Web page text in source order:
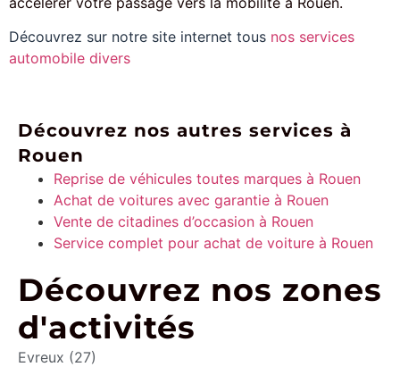
Découvrez sur notre site internet tous nos services
automobile divers
Découvrez nos autres services à
Rouen
Reprise de véhicules toutes marques à Rouen
Achat de voitures avec garantie à Rouen
Vente de citadines d’occasion à Rouen
Service complet pour achat de voiture à Rouen
Découvrez nos zones
d'activités
Evreux (27)